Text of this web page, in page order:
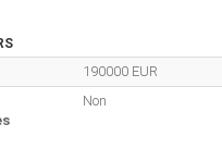
190000 EUR
Non